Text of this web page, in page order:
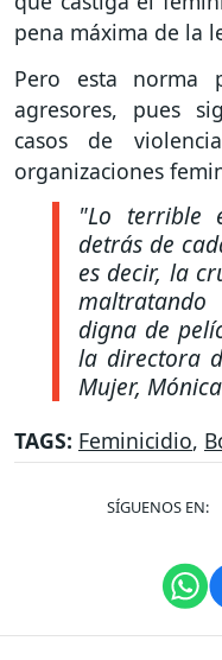
pena máxima de la
Pero esta norma
agresores, pues
casos de
organizaciones
"Lo terrible
detrás de
es decir, la
digna de
la directora
Mujer,
TAGS: Feminicidio,
SÍGUENOS EN: